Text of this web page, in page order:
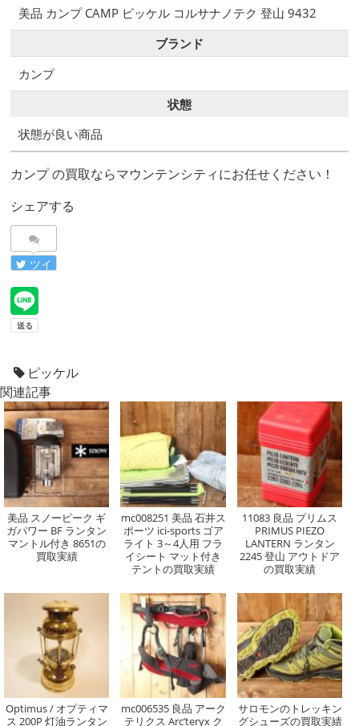
美品 カンプ CAMP ピッケル コルサナノテク 登山 9432
ブランド
カンプ
状態
状態が良い商品
カンプ の買取ならマウンテンシティにお任せください！
シェアする
ツイ
ピッケル
関連記事
美品 スノーピーク ギ
ガパワー BF ランタン
マントル付き 8651の
買取実績
mc008251 美品 石井ス
ポーツ ici-sports ゴア
ライト 3～4人用 フラ
イシート マット付き
テントの買取実績
11083 良品 プリムス
PRIMUS PIEZO
LANTERN ランタン
2245 登山 アウトドア
の買取実績
Optimus / オプティマ
ス 200P 灯油ランタン
mc006535 良品 アーク
テリクス Arc’teryx ク
サロモンのトレッキン
グシューズの買取実績